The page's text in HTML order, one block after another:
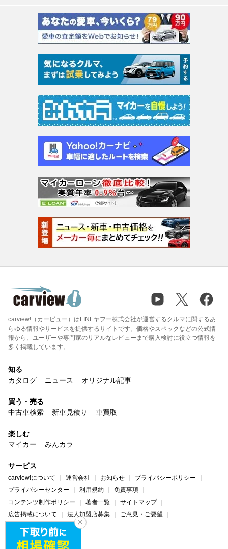
carview!（カービュー）はLINEヤフー株式会社が運営するクルマに関するあ
らゆる情報やサービスを提供するサイトです。価格やスペックなどの公式情
報から、ユーザーや専門家のリアルなレビューまで購入検討に役立つ情報を
多く掲載しています。
知る
カタログ
ニュース オリジナル記事
買う・売る
中古車検索
新車見積り 車買取
楽しむ
マイカー
みんカラ
サービス
carview!について 運営会社 お知らせ
プライバシーポリシー
プライバシーセンター
利用規約
免責事項
コンテンツ制作ポリシー
著者一覧
サイトマップ
広告掲載について
法人加盟店募集
ご意見・ご要望
ヘルプ・お問い合わせ